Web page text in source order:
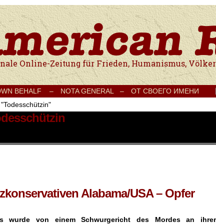
für Frieden, Humanismus, Völkerverständigung und
BEHALF – NOTA GENERAL – ОТ СВОЕГО ИМЕНИ
Alabama/USA – Opfer
wurde von einem Schwurgericht des Mordes an